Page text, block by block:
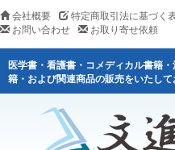
会社概要 特定商取引法に基づく
お問い合わせ
お取り寄せ依頼
医学書・看護書・コメディカル書籍
籍・および関連商品の販売をいたして